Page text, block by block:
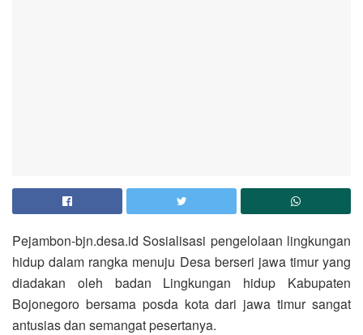
Pejambon-bjn.desa.id Sosialisasi pengelolaan lingkungan
hidup dalam rangka menuju Desa berseri jawa timur yang
diadakan oleh badan Lingkungan hidup Kabupaten
Bojonegoro bersama posda kota dari jawa timur sangat
antusias dan semangat pesertanya.